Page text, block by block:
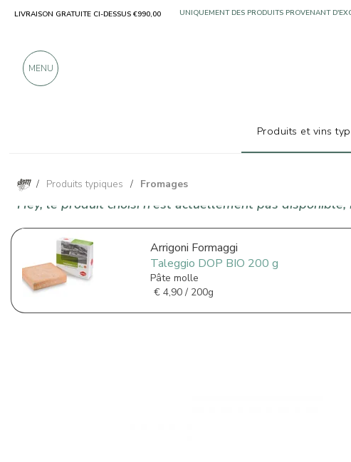
/ Produits typiques / Fromages
Hey, le produit choisi n'est actuellement pas disponible,
Arrigoni Formaggi
Taleggio DOP BIO 200 g
Pâte molle
€ 4,90 / 200g
LIVRAISON GRATUITE CI-DESSUS €990,00 UNIQUEMENT DES PRODUITS PROVENANT
MENU
Produits et vins